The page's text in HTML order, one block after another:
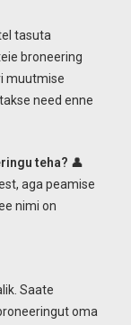
tasuta
broneering
muutmise
need enne
teha? 👤
aga peamise
nimi on
Saate
oma